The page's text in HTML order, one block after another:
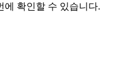
에 확인할 수 있습니다.